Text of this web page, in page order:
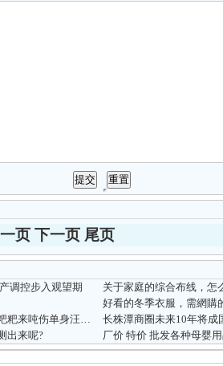
页 下一页 尾页
调控步入观望期
关于家庭的综合布线，怎
好看的冬季衣服，需網購
天了噜！梦洁家纺又派东方粑粑来吨伤单身汪了！
长株潭商圈未来10年将成
出来呢?
厂价 特价 批发各种母婴